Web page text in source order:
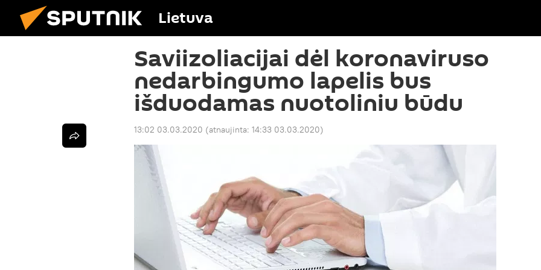
Lietuva
Saviizoliacijai dėl koronaviruso
nedarbingumo lapelis bus
išduodamas nuotoliniu būdu
13:02 03.03.2020 (atnaujinta: 14:33 03.03.2020)